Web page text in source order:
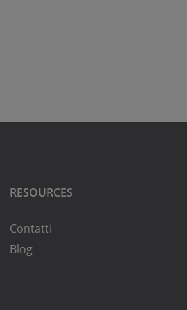
RESOURCES
Contatti
Blog